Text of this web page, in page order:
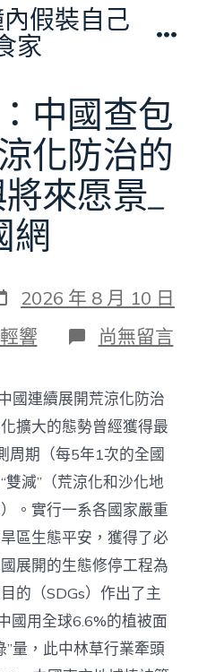
假裝自己
家
中國查包
化防治的
來愿景_
網
2026 年 8 月 10 日
響 在
〈年
國
管
理：
中
國
查
包
養
網
心
得
荒
涼
化
防
治
尚無留言
國連續展開荒涼化防治
擴大的態勢曾經獲得最
周期（每5年1次的全國
減”（荒涼化和沙化地
。實行一系各國家嚴重
區生態平安，獲得了必
展開的生態修停工程為
的（SDGs）作出了主
用全球6.6%的植被面
量，此中林草行業牽頭